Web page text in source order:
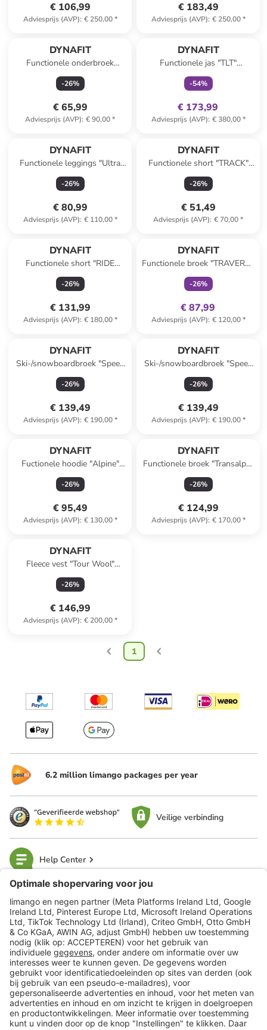
€ 106,99
Adviesprijs (AVP): € 250,00*
€ 183,49
Adviesprijs (AVP): € 250,00*
DYNAFIT
Functionele onderbroek
"Alpine 2" roze
-26%
€ 65,99
Adviesprijs (AVP): € 90,00*
DYNAFIT
Functionele jas "TLT"
rood/groen
-54%
€ 173,99
Adviesprijs (AVP): € 380,00*
DYNAFIT
Functionele leggings "Ultra
Graphic" donkerblauw
-26%
€ 80,99
Adviesprijs (AVP): € 110,00*
DYNAFIT
Functionele short "TRACK"
pruimkleurig
-26%
€ 51,49
Adviesprijs (AVP): € 70,00*
DYNAFIT
Functionele short "RIDE
LIGHT" zwart/wit
-26%
€ 131,99
Adviesprijs (AVP): € 180,00*
DYNAFIT
Functionele broek "TRAVERSE
DST" grijs/zwart
-26%
€ 87,99
Adviesprijs (AVP): € 120,00*
DYNAFIT
Ski-/snowboardbroek "Speed
DST" bordeaux
-26%
€ 139,49
Adviesprijs (AVP): € 190,00*
DYNAFIT
Ski-/snowboardbroek "Speed
DST" donkerblauw
-26%
€ 139,49
Adviesprijs (AVP): € 190,00*
DYNAFIT
Fuctionele hoodie "Alpine"
roze
-26%
€ 95,49
Adviesprijs (AVP): € 130,00*
DYNAFIT
Functionele broek "Transalper
Pro" donkerblauw
-26%
€ 124,99
Adviesprijs (AVP): € 170,00*
DYNAFIT
Fleece vest "Tour Wool"
lichtroze
-26%
€ 146,99
Adviesprijs (AVP): € 200,00*
1
6.2 million limango packages per year
Veilige verbinding
Help Center
limango
Veilig winkelen
Klantenservice
Shop
Acties